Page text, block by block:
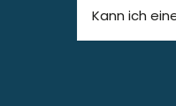
Kann ich